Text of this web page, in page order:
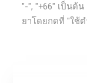
"-", "+66" เป็นต้
ยาโดยกดที่ "ใช้